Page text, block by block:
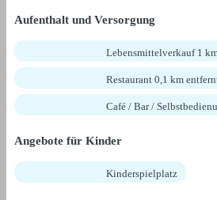
Aufenthalt und Versorgung
Lebensmittelverkauf 1
Restaurant 0,1 km
Café / Bar /
Angebote für Kinder
Kinderspielplatz